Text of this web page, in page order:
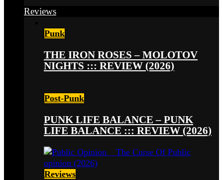
Reviews
Punk
THE IRON ROSES – MOLOTOV
NIGHTS ::: REVIEW (2026)
Post-Punk
PUNK LIFE BALANCE – PUNK
LIFE BALANCE ::: REVIEW (2026)
Reviews